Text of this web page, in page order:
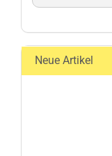
Neue Artikel